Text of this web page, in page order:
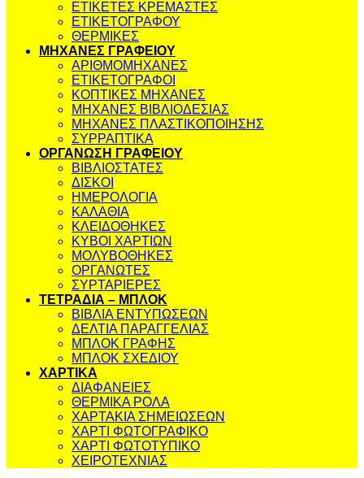
ΕΤΙΚΕΤΕΣ ΚΡΕΜΑΣΤΕΣ
ΕΤΙΚΕΤΟΓΡΑΦΟΥ
ΘΕΡΜΙΚΕΣ
ΜΗΧΑΝΕΣ ΓΡΑΦΕΙΟΥ
ΑΡΙΘΜΟΜΗΧΑΝΕΣ
ΕΤΙΚΕΤΟΓΡΑΦΟΙ
ΚΟΠΤΙΚΕΣ ΜΗΧΑΝΕΣ
ΜΗΧΑΝΕΣ ΒΙΒΛΙΟΔΕΣΙΑΣ
ΜΗΧΑΝΕΣ ΠΛΑΣΤΙΚΟΠΟΙΗΣΗΣ
ΣΥΡΡΑΠΤΙΚΑ
ΟΡΓΑΝΩΣΗ ΓΡΑΦΕΙΟΥ
ΒΙΒΛΙΟΣΤΑΤΕΣ
ΔΙΣΚΟΙ
ΗΜΕΡΟΛΟΓΙΑ
ΚΑΛΑΘΙΑ
ΚΛΕΙΔΟΘΗΚΕΣ
ΚΥΒΟΙ ΧΑΡΤΙΩΝ
ΜΟΛΥΒΟΘΗΚΕΣ
ΟΡΓΑΝΩΤΕΣ
ΣΥΡΤΑΡΙΕΡΕΣ
ΤΕΤΡΑΔΙΑ – ΜΠΛΟΚ
ΒΙΒΛΙΑ ΕΝΤΥΠΩΣΕΩΝ
ΔΕΛΤΙΑ ΠΑΡΑΓΓΕΛΙΑΣ
ΜΠΛΟΚ ΓΡΑΦΗΣ
ΜΠΛΟΚ ΣΧΕΔΙΟΥ
ΧΑΡΤΙΚΑ
ΔΙΑΦΑΝΕΙΕΣ
ΘΕΡΜΙΚΑ ΡΟΛΑ
ΧΑΡΤΑΚΙΑ ΣΗΜΕΙΩΣΕΩΝ
ΧΑΡΤΙ ΦΩΤΟΓΡΑΦΙΚΟ
ΧΑΡΤΙ ΦΩΤΟΤΥΠΙΚΟ
ΧΕΙΡΟΤΕΧΝΙΑΣ